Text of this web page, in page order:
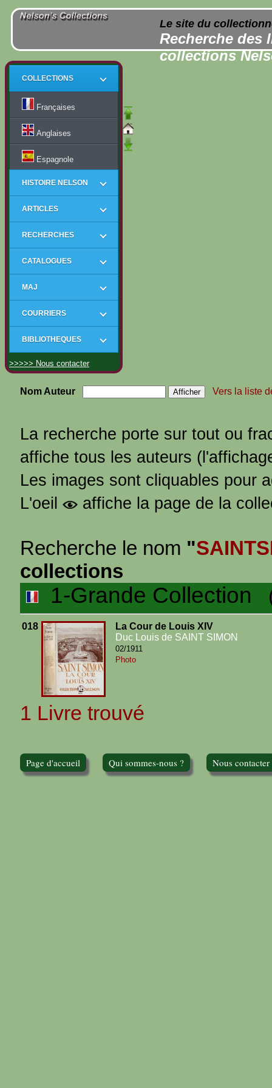
Le site du
Recherche des
collections
COLLECTIONS
Françaises
Anglaises
Espagnole
HISTOIRE NELSON
ARTICLES
RECHERCHES
CATALOGUES
MAJ
COURRIERS
BIBLIOTHEQUES
>>>>> Nous contacter
Nom Auteur Vers la liste
La recherche porte sur tout ou
affiche tous les auteurs
Les images sont cliquables pour
L'oeil
affiche la page de la
Recherche le nom "
collections
1-Grande Collection
018
La Cour de Louis XIV
Duc Louis de SAINT SIMON
02/1911
Photo
1 Livre trouvé
Page d'accueil Qui sommes-nous ? Nous contacter